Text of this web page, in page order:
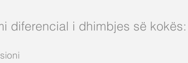
diferencial i dhimbjes së kokës: